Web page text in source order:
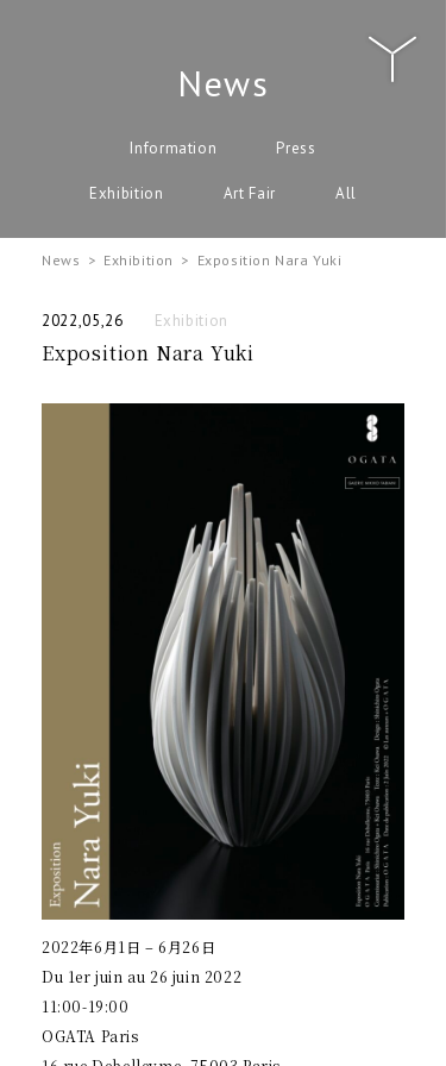
News
Information Press
Exhibition Art Fair All
News Exhibition Exposition Nara Yuki
2022,05,26 Exhibition
Exposition Nara Yuki
2022年6月1日 – 6月26日
Du 1er juin au 26 juin 2022
11:00-19:00
OGATA Paris